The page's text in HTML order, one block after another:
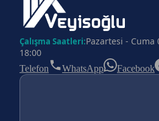
Çalışma Saatleri:Pazartesi - Cuma
18:00
Telefon WhatsApp Facebook